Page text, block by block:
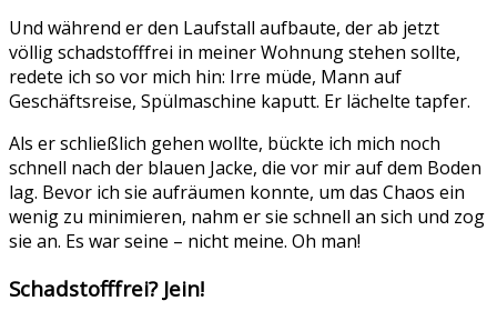
Und während er den Laufstall aufbaute, der ab jetzt
völlig schadstofffrei in meiner Wohnung stehen sollte,
redete ich so vor mich hin: Irre müde, Mann auf
Geschäftsreise, Spülmaschine kaputt. Er lächelte tapfer.
Als er schließlich gehen wollte, bückte ich mich noch
schnell nach der blauen Jacke, die vor mir auf dem Boden
lag. Bevor ich sie aufräumen konnte, um das Chaos ein
wenig zu minimieren, nahm er sie schnell an sich und zog
sie an. Es war seine – nicht meine. Oh man!
Schadstofffrei? Jein!